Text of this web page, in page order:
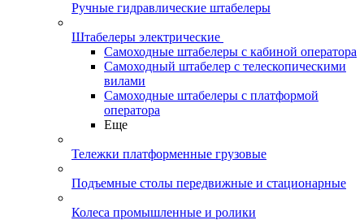
Ручные гидравлические штабелеры
Штабелеры электрические
Самоходные штабелеры с кабиной оператора
Самоходный штабелер с телескопическими
вилами
Самоходные штабелеры с платформой
оператора
Еще
Тележки платформенные грузовые
Подъемные столы передвижные и стационарные
Колеса промышленные и ролики